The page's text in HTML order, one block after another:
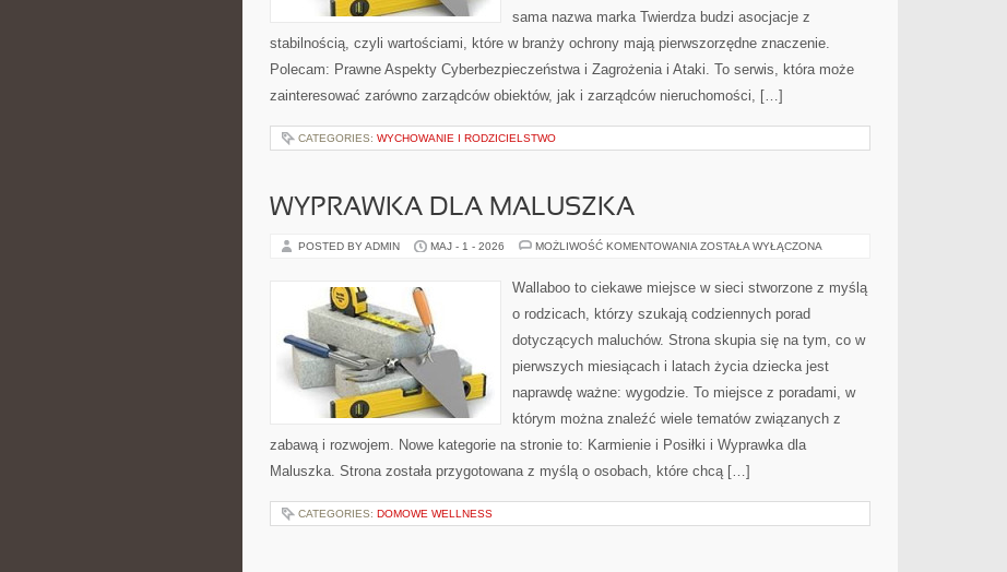
sama nazwa marka Twierdza budzi asocjacje z
stabilnością, czyli wartościami, które w branży ochrony mają pierwszorzędne znaczenie.
Polecam: Prawne Aspekty Cyberbezpieczeństwa i Zagrożenia i Ataki. To serwis, która może
zainteresować zarówno zarządców obiektów, jak i zarządców nieruchomości, […]
CATEGORIES: WYCHOWANIE I RODZICIELSTWO
WYPRAWKA DLA MALUSZKA
POSTED BY ADMIN MAJ - 1 - 2026 MOŻLIWOŚĆ KOMENTOWANIA WYPRAWKA
ZOSTAŁA WYŁĄCZONA
Wallaboo to ciekawe miejsce w sieci stworzone z myślą
o rodzicach, którzy szukają codziennych porad
dotyczących maluchów. Strona skupia się na tym, co w
pierwszych miesiącach i latach życia dziecka jest
naprawdę ważne: wygodzie. To miejsce z poradami, w
którym można znaleźć wiele tematów związanych z
zabawą i rozwojem. Nowe kategorie na stronie to: Karmienie i Posiłki i Wyprawka dla
Maluszka. Strona została przygotowana z myślą o osobach, które chcą […]
CATEGORIES: DOMOWE WELLNESS